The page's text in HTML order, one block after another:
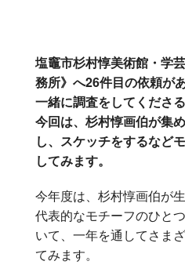
塩竈市杉村惇美術館・学
務所》へ26件目の依頼が
一緒に調査をしてくださ
今回は、杉村惇画伯が集
し、スケッチをするなど
してみます。
今年度は、杉村惇画伯が
代表的なモチーフのひと
いて、一年を通してさま
てみます。